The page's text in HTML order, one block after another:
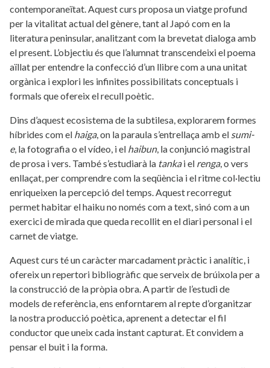
contemporaneïtat. Aquest curs proposa un viatge profund
per la vitalitat actual del gènere, tant al Japó com en la
literatura peninsular, analitzant com la brevetat dialoga amb
el present. L’objectiu és que l’alumnat transcendeixi el poema
aïllat per entendre la confecció d’un llibre com a una unitat
orgànica i explori les infinites possibilitats conceptuals i
formals que ofereix el recull poètic.
Dins d’aquest ecosistema de la subtilesa, explorarem formes
híbrides com el haiga, on la paraula s’entrellaça amb el sumi-
e, la fotografia o el vídeo, i el haibun, la conjunció magistral
de prosa i vers. També s’estudiarà la tankai el renga, o vers
enllaçat, per comprendre com la seqüència i el ritme col·lectiu
enriqueixen la percepció del temps. Aquest recorregut
permet habitar el haiku no només com a text, sinó com a un
exercici de mirada que queda recollit en el diari personal i el
carnet de viatge.
Aquest curs té un caràcter marcadament pràctic i analític, i
ofereix un repertori bibliogràfic que serveix de brúixola per a
la construcció de la pròpia obra. A partir de l’estudi de
models de referència, ens enforntarem al repte d’organitzar
la nostra producció poètica, aprenent a detectar el fil
conductor que uneix cada instant capturat. Et convidem a
pensar el buit i la forma.